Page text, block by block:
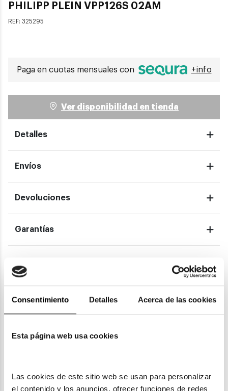
Consentimiento Detalles Acerca de las cookies
Esta página web usa cookies
Las cookies de este sitio web se usan para personalizar
el contenido y los anuncios, ofrecer funciones de redes
PHILIPP PLEIN VPP126S 02AM
REF: 325295
Paga en cuotas mensuales con +info
Ver disponibilidad en tienda
Detalles
Envíos
Devoluciones
Garantías
También te puede gustar